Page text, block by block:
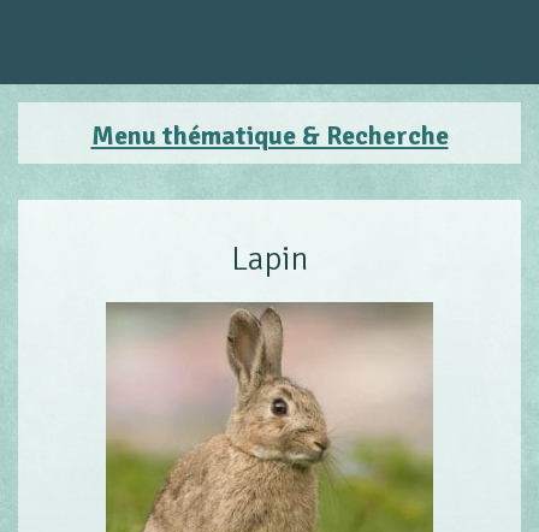
Menu thématique & Recherche
Lapin